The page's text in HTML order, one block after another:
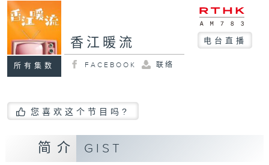
所有集数
香江暖流 电台直播
FACEBOOK 联络
您喜欢这个节目吗?
简介 GIST